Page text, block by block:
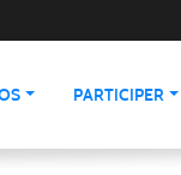
PARTICIPER